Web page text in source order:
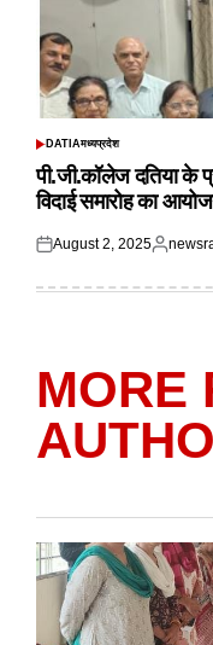
POSTED
IN
DATIAमध्यप्रदेश
पी.जी.कॉलेज दतिया के
विदाई समारोह का
Posted
August 2, 2025
Posted
MORE